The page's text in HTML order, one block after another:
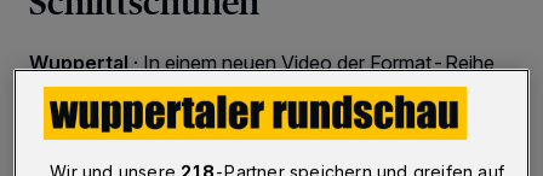
Wuppertal·In einem neuen Video der Format-Reihe
„Junior Uni unterwegs“ wird es diesmal „eiskalt“ und
sportlich: Die Wuppertaler Junior Uni blickt hinter die
Kulissen der Eissporthalle Solingen. Wie bleibt das Eis
stets glatt und behält die richtige Temperatur? Wie